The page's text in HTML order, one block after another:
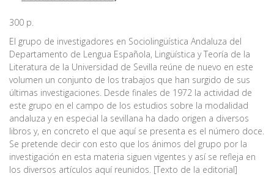
300 p.
El grupo de investigadores en Sociolingüística Andaluza del
Departamento de Lengua Española, Lingüística y Teoría de la
Literatura de la Universidad de Sevilla reúne de nuevo en este
volumen un conjunto de los trabajos que han surgido de sus
últimas investigaciones. Desde finales de 1972 la actividad de
este grupo en el campo de los estudios sobre la modalidad
andaluza y en especial la sevillana ha dado origen a diversos
libros y, en concreto el que aquí se presenta es el número doce.
Se pretende decir con esto que los ánimos del grupo por la
investigación en esta materia siguen vigentes y así se refleja en
los diversos artículos aquí reunidos. [Texto de la editorial]